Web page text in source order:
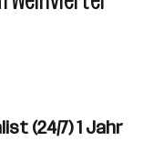
(24/7) 1 Jahr